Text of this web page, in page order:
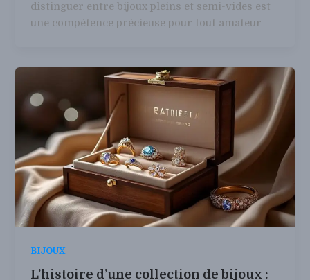
distinguer entre bijoux pleins et semi-vides est
une compétence précieuse pour tout amateur
BIJOUX
L’histoire d’une collection de bijoux :